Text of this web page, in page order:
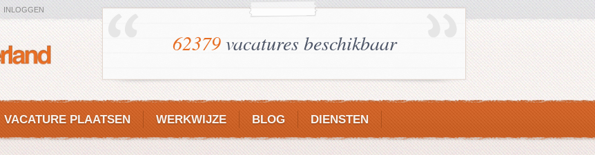
INLOGGEN
62379vacatures beschikbaar
VACATURE PLAATSEN WERKWIJZE BLOG DIENSTEN